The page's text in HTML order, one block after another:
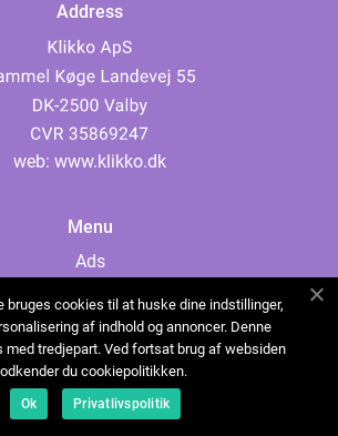
Address
web: www.klikko.dk
Menu
Ads
Cookies
Contact
Sitemap
bruges cookies til at huske dine indstillinger,
af indhold og annoncer. Denne
med tredjepart. Ved fortsat brug af websiden
du cookiepolitikken.
Ok Privatlivspolitik